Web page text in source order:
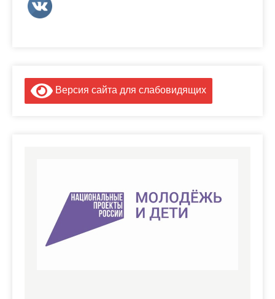
Версия сайта для слабовидящих